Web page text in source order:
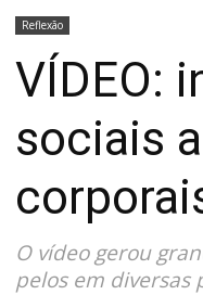
Reflexão
VÍDEO:
sociais
O vídeo gerou
pelos em diversas